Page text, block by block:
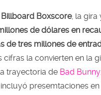
Billboard Boxscore, la gira
de dólares en
de tres millones de
cifras la convierten en la
trayectoria de Bad
presemtaciones